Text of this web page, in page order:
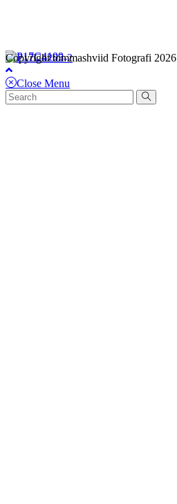
Copyright tommashviid Fotografi 2026
Close Menu